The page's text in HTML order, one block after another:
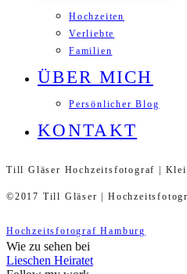
Hochzeiten
Verliebte
Familien
ÜBER MICH
Persönlicher Blog
KONTAKT
Till Gläser Hochzeitsfotograf |
©2017 Till Gläser |
Hochzeitsfotograf Hamburg
Wie zu sehen bei
Lieschen Heiratet